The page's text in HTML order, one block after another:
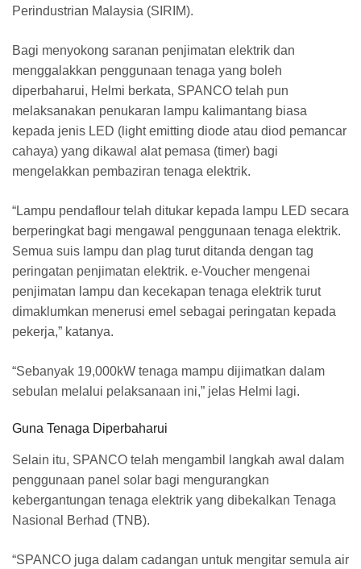
Perindustrian Malaysia (SIRIM).
Bagi menyokong saranan penjimatan elektrik dan
menggalakkan penggunaan tenaga yang boleh
diperbaharui, Helmi berkata, SPANCO telah pun
melaksanakan penukaran lampu kalimantang biasa
kepada jenis LED (light emitting diode atau diod pemancar
cahaya) yang dikawal alat pemasa (timer) bagi
mengelakkan pembaziran tenaga elektrik.
“Lampu pendaflour telah ditukar kepada lampu LED secara
berperingkat bagi mengawal penggunaan tenaga elektrik.
Semua suis lampu dan plag turut ditanda dengan tag
peringatan penjimatan elektrik. e-Voucher mengenai
penjimatan lampu dan kecekapan tenaga elektrik turut
dimaklumkan menerusi emel sebagai peringatan kepada
pekerja,” katanya.
“Sebanyak 19,000kW tenaga mampu dijimatkan dalam
sebulan melalui pelaksanaan ini,” jelas Helmi lagi.
Guna Tenaga Diperbaharui
Selain itu, SPANCO telah mengambil langkah awal dalam
penggunaan panel solar bagi mengurangkan
kebergantungan tenaga elektrik yang dibekalkan Tenaga
Nasional Berhad (TNB).
“SPANCO juga dalam cadangan untuk mengitar semula air